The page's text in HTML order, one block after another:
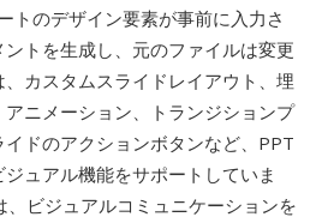
トのデザイン要素が事前に入力さ
トを生成し、元のファイルは変更
カスタムスライドレイアウト、埋
ニメーション、トランジションプ
ドのアクションボタンなど、PPT
ュアル機能をサポートしていま
ビジュアルコミュニケーションを